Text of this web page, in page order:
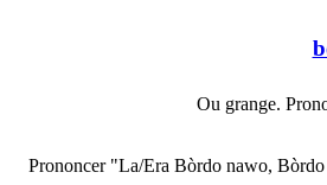
Ou grange.
Prononcer "La/Era Bòrdo nawo,